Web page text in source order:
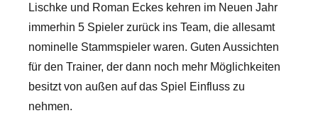
Lischke und Roman Eckes kehren im Neuen Jahr
immerhin 5 Spieler zurück ins Team, die allesamt
nominelle Stammspieler waren. Guten Aussichten
für den Trainer, der dann noch mehr Möglichkeiten
besitzt von außen auf das Spiel Einfluss zu
nehmen.